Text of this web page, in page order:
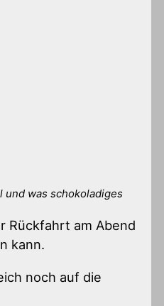
und was schokoladiges
Rückfahrt am Abend
kann.
noch auf die